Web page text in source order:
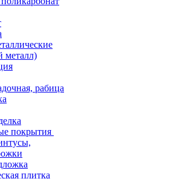
металл)
рабица
покрытия
плитка